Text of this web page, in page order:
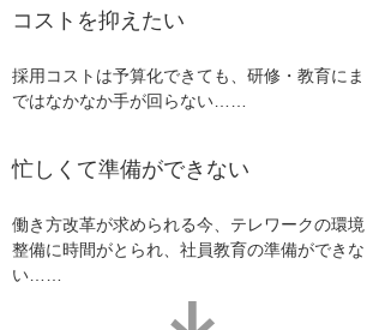
コストを抑えたい
採用コストは予算化できても、研修・教育にま
ではなかなか手が回らない……
忙しくて準備ができない
働き方改革が求められる今、テレワークの環境
整備に時間がとられ、社員教育の準備ができな
い……